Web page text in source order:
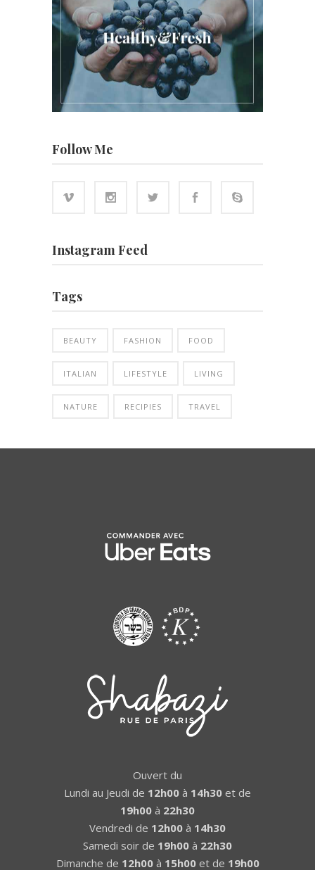
Follow Me
Instagram Feed
Tags
BEAUTY FASHION FOOD
ITALIAN LIFESTYLE LIVING
NATURE RECIPIES TRAVEL
Ouvert du
Lundi au Jeudi de 12h00 à 14h30 et de
19h00 à 22h30
Vendredi de 12h00 à 14h30
Samedi soir de 19h00 à 22h30
Dimanche de 12h00à 15h00et de 19h00